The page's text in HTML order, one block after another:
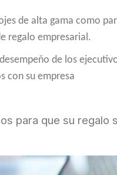
de alta gama como
regalo empresarial.
de los
con su empresa
para que su regalo